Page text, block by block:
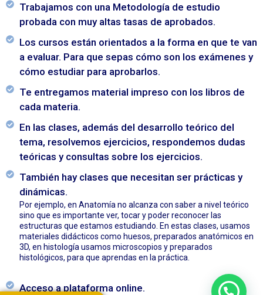
Trabajamos con una Metodología de estudio
probada con muy altas tasas de aprobados.
Los cursos están orientados a la forma en que te van
a evaluar. Para que sepas cómo son los exámenes y
cómo estudiar para aprobarlos.
Te entregamos material impreso con los libros de
cada materia.
En las clases, además del desarrollo teórico del
tema, resolvemos ejercicios, respondemos dudas
teóricas y consultas sobre los ejercicios.
También hay clases que necesitan ser prácticas y
dinámicas.
Por ejemplo, en Anatomía no alcanza con saber a nivel teórico
sino que es importante ver, tocar y poder reconocer las
estructuras que estamos estudiando. En estas clases, usamos
materiales didácticos como huesos, preparados anatómicos en
3D, en histología usamos microscopios y preparados
histológicos, para que aprendas en la práctica.
Acceso a plataforma online.